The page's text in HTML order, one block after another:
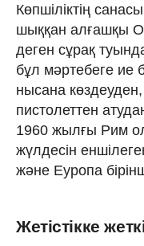
Көпшіліктің
шыққан алғашқы
деген сұрақ
бұл мәртебеге
нысана
пистолеттен
1960 жылғы Рим
жүлдесін
және Еуропа
Жетістікке